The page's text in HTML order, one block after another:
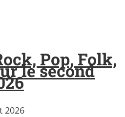
Pop, Folk,
le second
2026